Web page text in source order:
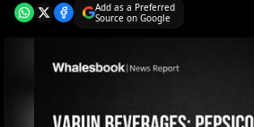
Add as a Preferred
Source on Google